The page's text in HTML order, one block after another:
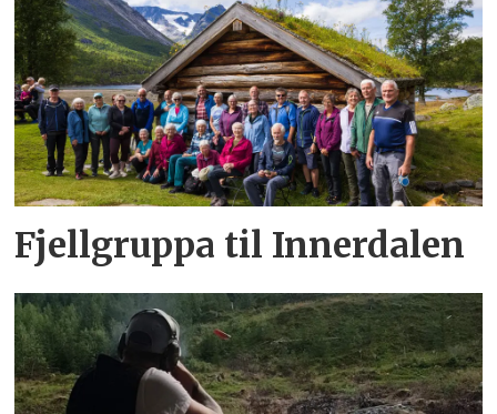
Fjellgruppa til Innerdalen